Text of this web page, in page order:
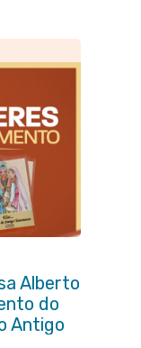
Alberto
do
Antigo